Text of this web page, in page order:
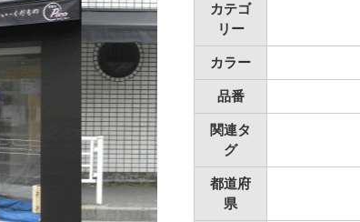
カテゴ
リー
カラー
品番
関連タ
グ
都道府
県